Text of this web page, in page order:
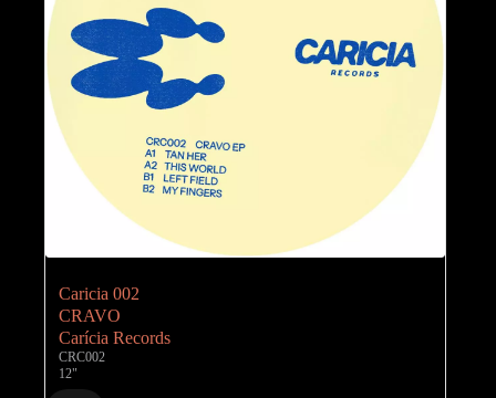
Caricia 002
CRAVO
Carícia Records
CRC002
12"